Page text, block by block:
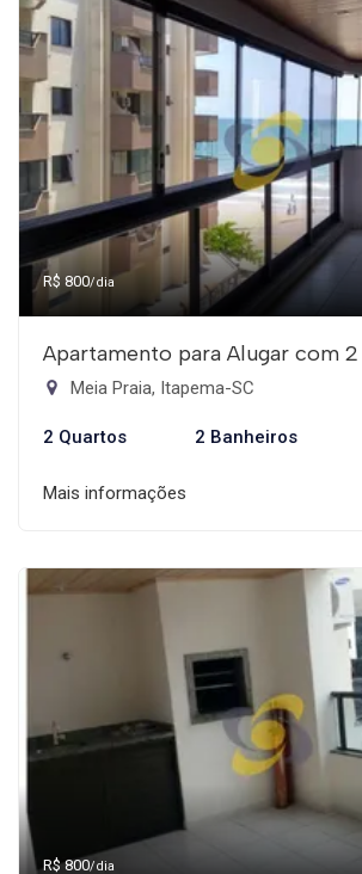
R$ 800/dia
Apartamento para Alugar com
Meia Praia, Itapema-SC
2 Quartos 2 Banheiros
Mais informações
R$ 800/dia